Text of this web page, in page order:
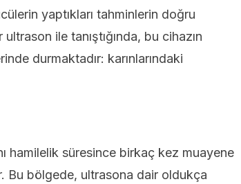
yaptıkları tahminlerin doğru
ile tanıştığında, bu cihazın
durmaktadır: karınlarındaki
hamilelik süresince birkaç kez muayene
Bu bölgede, ultrasona dair oldukça